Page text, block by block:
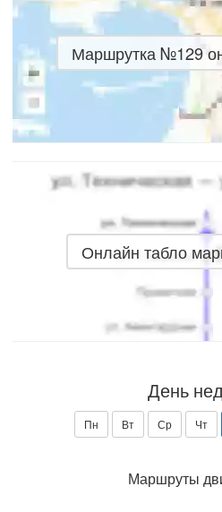
Маршрутка №129
Онлайн табло
День
Пн Вт Ср Чт
Маршруты